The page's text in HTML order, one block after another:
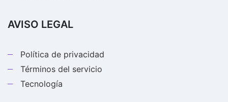
AVISO LEGAL
Política de privacidad
Términos del servicio
Tecnología